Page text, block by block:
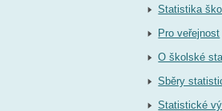
Statistika
Pro veřejnost
O školské
Sběry
Statistické